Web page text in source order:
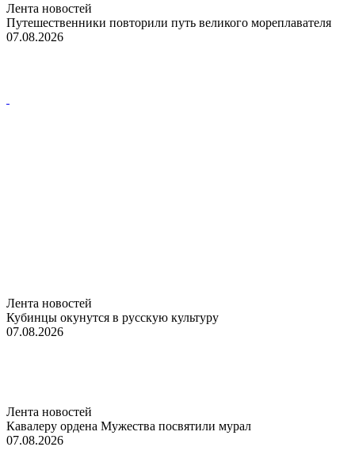
Лента новостей
Путешественники повторили путь великого мореплавателя
07.08.2026
Лента новостей
Кубинцы окунутся в русскую культуру
07.08.2026
Лента новостей
Кавалеру ордена Мужества посвятили мурал
07.08.2026